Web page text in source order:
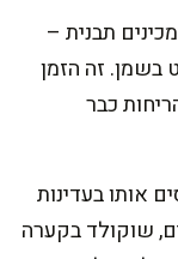
ל-170 מעלות ומכינים תבנית –
בשמן. זה הזמן
כבר
אותו בעדינות
שוקולד בקערה